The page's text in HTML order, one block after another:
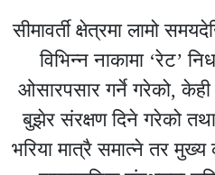
सीमावर्ती क्षेत्रमा लामो
विभिन्न नाकामा ‘रेट’
ओसारपसार गर्ने गरेको, केही
बुझेर संरक्षण दिने गरेको तथा
भरिया मात्रै समात्ने तर मुख्य